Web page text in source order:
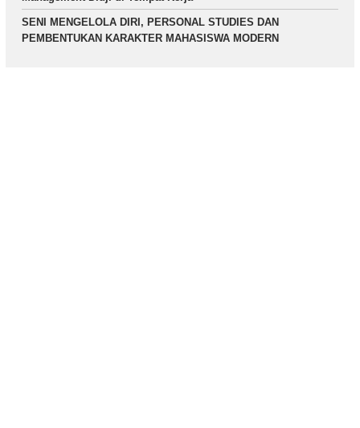
SENI MENGELOLA DIRI, PERSONAL STUDIES DAN
PEMBENTUKAN KARAKTER MAHASISWA MODERN